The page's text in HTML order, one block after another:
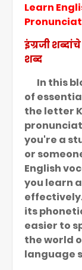
Learn
इंग्रजी
शब्द
In this
of
the letter
you're a
or
English
you learn
its
easier to
the world
language